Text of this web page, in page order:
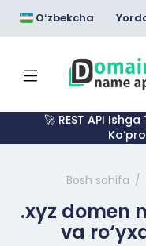
Oʻzbekcha
🚀 REST API
Bosh sahifa
.xyz domen
va